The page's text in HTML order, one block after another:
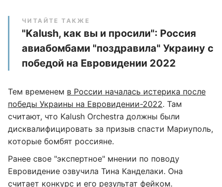
ЧИТАЙТЕ ТАКЖЕ
"Kalush, как вы и просили": Россия
авиабомбами "поздравила" Украину с
победой на Евровидении 2022
Тем временем в России началась истерика после
победы Украины на Евровидении-2022. Там
считают, что Kalush Orchestra должны были
дисквалифицировать за призыв спасти Мариуполь,
которые бомбят россияне.
Ранее свое "экспертное" мнении по поводу
Евровидение озвучила Тина Канделаки. Она
считает конкурс и его результат фейком.